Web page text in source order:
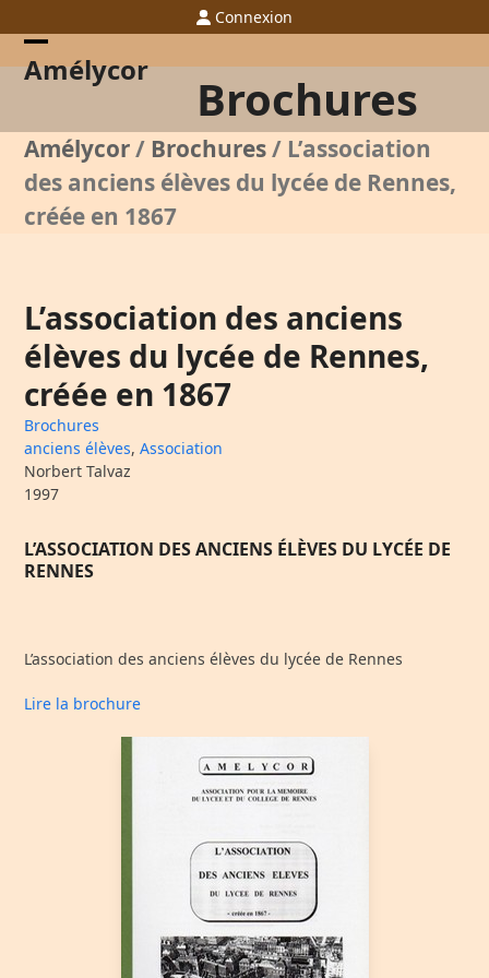
to
content
Connexion
Amélycor
Open
menu
Close
menu
Brochures
Amélycor/ Brochures/ L’association
des anciens élèves du lycée de Rennes,
créée en 1867
L’association des anciens
élèves du lycée de Rennes,
créée en 1867
Brochures
anciens élèves, Association
Norbert Talvaz
1997
L’ASSOCIATION DES ANCIENS ÉLÈVES DU LYCÉE DE
RENNES
L’association des anciens élèves du lycée de Rennes
Lire la brochure